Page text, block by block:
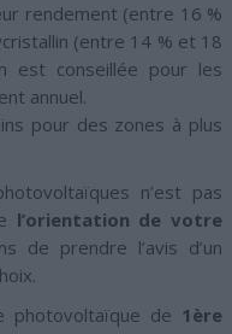
rendement (entre 16 %
(entre 14 % et 18
est conseillée pour les
annuel.
pour des zones à plus
n’est pas
l’orientation de votre
de prendre l’avis d’un
photovoltaïque de 1ère